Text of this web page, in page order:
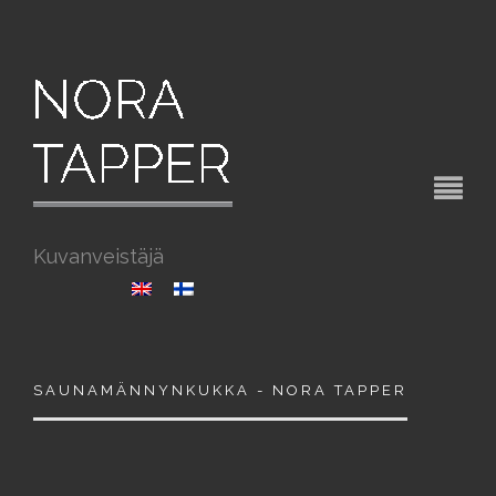
Kuvanveistäjä
SAUNAMÄNNYNKUKKA - NORA TAPPER